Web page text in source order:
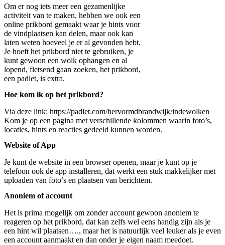
Om er nog iets meer een gezamenlijke
activiteit van te maken, hebben we ook een
online prikbord gemaakt waar je hints voor
de vindplaatsen kan delen, maar ook kan
laten weten hoeveel je er al gevonden hebt.
Je hoeft het prikbord niet te gebruiken, je
kunt gewoon een wolk ophangen en al
lopend, fietsend gaan zoeken, het prikbord,
een padlet, is extra.
Hoe kom ik op het prikbord?
Via deze link: https://padlet.com/hervormdbrandwijk/indewolken
Kom je op een pagina met verschillende kolommen waarin foto’s,
locaties, hints en reacties gedeeld kunnen worden.
Website of App
Je kunt de website in een browser openen, maar je kunt op je
telefoon ook de app installeren, dat werkt een stuk makkelijker met
uploaden van foto’s en plaatsen van berichtem.
Anoniem of account
Het is prima mogelijk om zonder account gewoon anoniem te
reageren op het prikbord, dat kan zelfs wel eens handig zijn als je
een hint wil plaatsen…., maar het is natuurlijk veel leuker als je even
een account aanmaakt en dan onder je eigen naam meedoet.